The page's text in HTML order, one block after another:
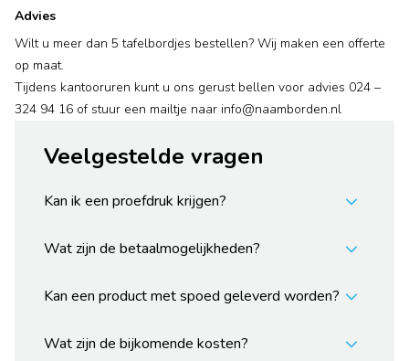
Advies
Wilt u meer dan 5 tafelbordjes bestellen? Wij maken een offerte
op maat.
Tijdens kantooruren kunt u ons gerust bellen voor advies 024 –
324 94 16 of stuur een mailtje naar info@naamborden.nl
Veelgestelde vragen
Kan ik een proefdruk krijgen?
Wat zijn de betaalmogelijkheden?
Kan een product met spoed geleverd worden?
Wat zijn de bijkomende kosten?